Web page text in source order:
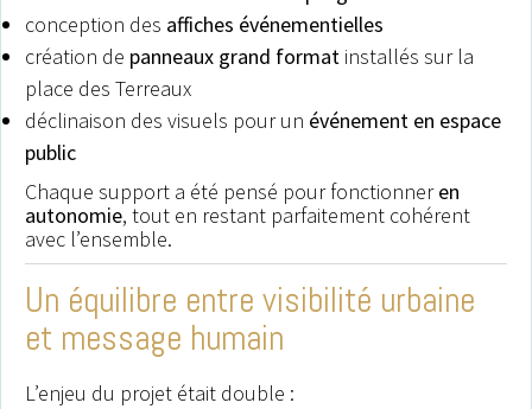
conception des affiches événementielles
création de panneaux grand format installés sur la
place des Terreaux
déclinaison des visuels pour un événement en espace
public
Chaque support a été pensé pour fonctionneren
autonomie, tout en restant parfaitement cohérent
avec l’ensemble.
Un équilibre entre visibilité urbaine
et message humain
L’enjeu du projet était double :